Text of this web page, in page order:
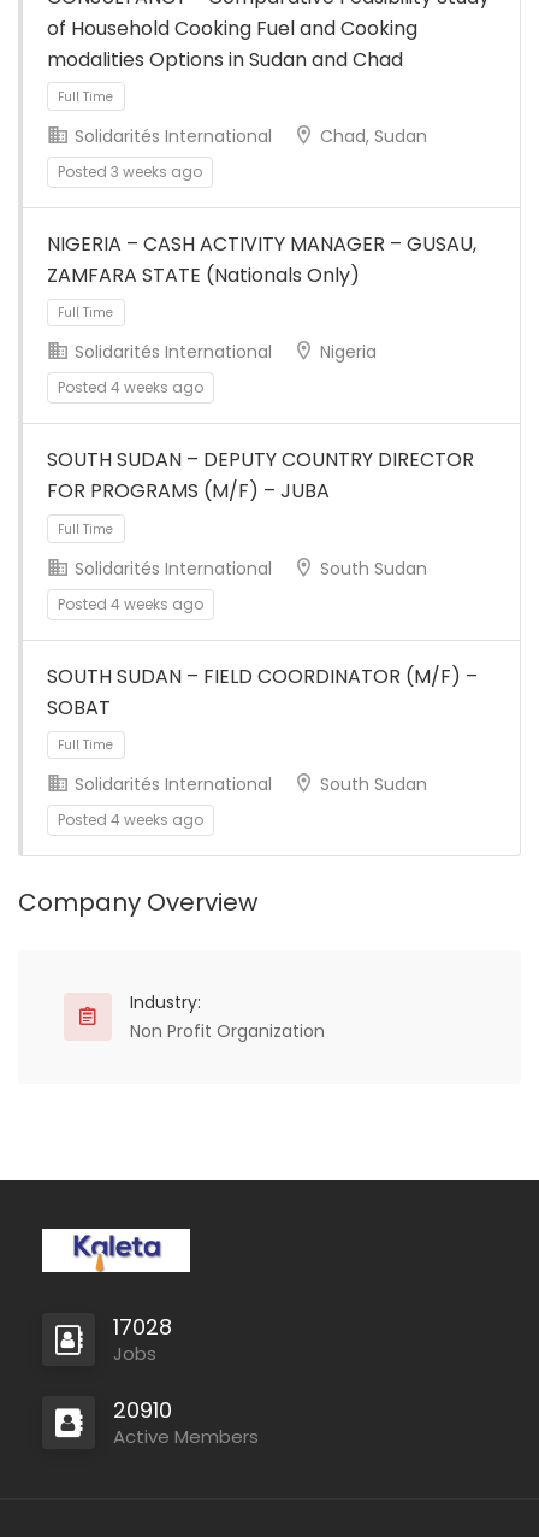
Full Time
of Household Cooking Fuel and Cooking
modalities Options in Sudan and Chad
Full Time
Solidarités International Chad, Sudan
Posted 3 weeks ago
NIGERIA – CASH ACTIVITY MANAGER – GUSAU,
ZAMFARA STATE (Nationals Only)
Solidarités International Nigeria
Posted 4 weeks ago
SOUTH SUDAN – DEPUTY COUNTRY DIRECTOR
FOR PROGRAMS (M/F) – JUBA
Solidarités International South Sudan
Posted 4 weeks ago
SOUTH SUDAN – FIELD COORDINATOR (M/F) –
SOBAT
Full Time
Solidarités International South Sudan
Posted 4 weeks ago
Company Overview
Industry:
Non Profit Organization
17028
Jobs
20910
Active Members